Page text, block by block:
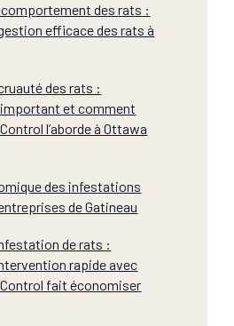
comportement des rats :
efficace des rats à
des rats :
important et comment
l’aborde à Ottawa
des infestations
de Gatineau
de rats :
rapide avec
fait économiser